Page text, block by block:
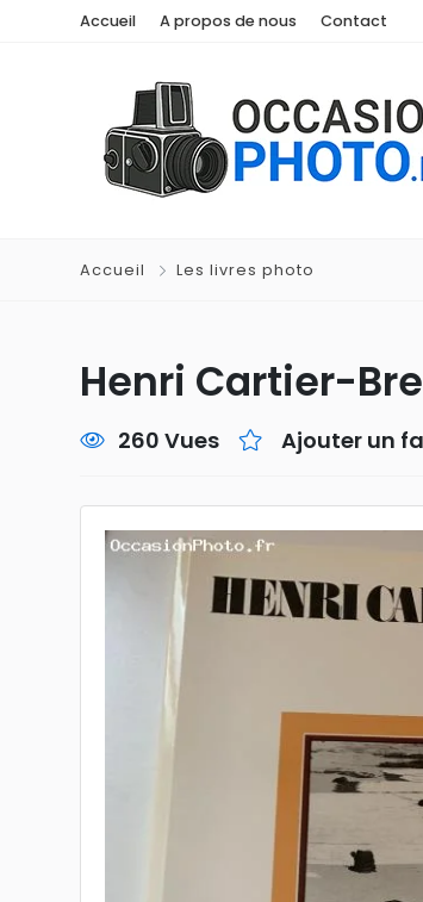
Accueil A propos de nous Contact
Accueil Les livres photo
Henri Cartier-
260 Vues Ajouter un